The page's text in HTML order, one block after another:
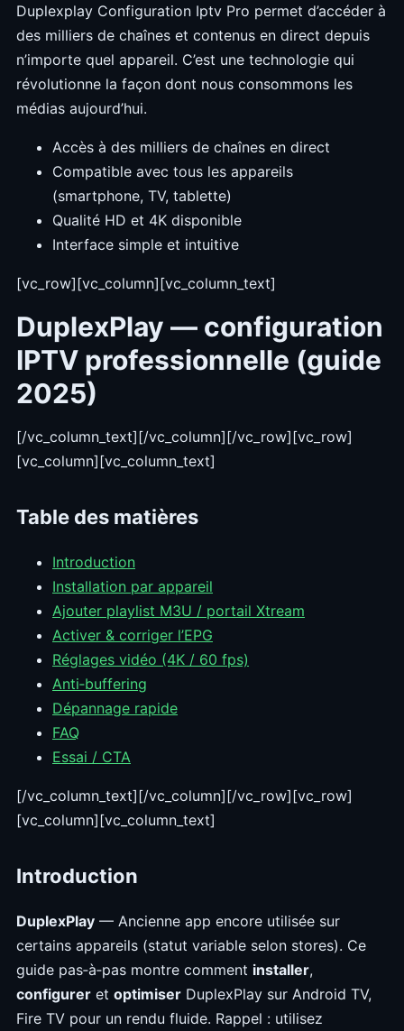
Duplexplay Configuration Iptv Pro permet d’accéder à
des milliers de chaînes et contenus en direct depuis
n’importe quel appareil. C’est une technologie qui
révolutionne la façon dont nous consommons les
médias aujourd’hui.
Accès à des milliers de chaînes en direct
Compatible avec tous les appareils
(smartphone, TV, tablette)
Qualité HD et 4K disponible
Interface simple et intuitive
[vc_row][vc_column][vc_column_text]
DuplexPlay — configuration
IPTV professionnelle (guide
2025)
[/vc_column_text][/vc_column][/vc_row][vc_row]
[vc_column][vc_column_text]
Table des matières
Introduction
Installation par appareil
Ajouter playlist M3U / portail Xtream
Activer & corriger l’EPG
Réglages vidéo (4K / 60 fps)
Anti‑buffering
Dépannage rapide
FAQ
Essai / CTA
[/vc_column_text][/vc_column][/vc_row][vc_row]
[vc_column][vc_column_text]
Introduction
DuplexPlay — Ancienne app encore utilisée sur
certains appareils (statut variable selon stores). Ce
guide pas‑à‑pas montre comment installer,
configurer et optimiser DuplexPlay sur Android TV,
Fire TV pour un rendu fluide. Rappel : utilisez